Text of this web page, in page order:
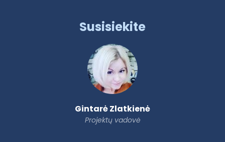
Susisiekite
Gintarė Zlatkienė
Projektų vadovė